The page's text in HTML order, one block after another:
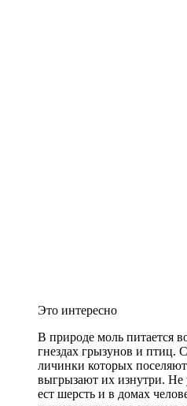
Это интересно
В природе моль питается
гнездах грызунов и птиц.
личинки которых
выгрызают их изнутри. Не
ест шерсть и в домах